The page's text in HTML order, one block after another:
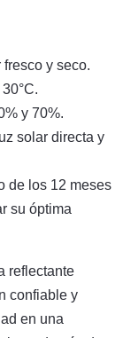
y seco.
y 70%.
solar directa y
de los 12 meses
su óptima
reflectante
confiable y
en una